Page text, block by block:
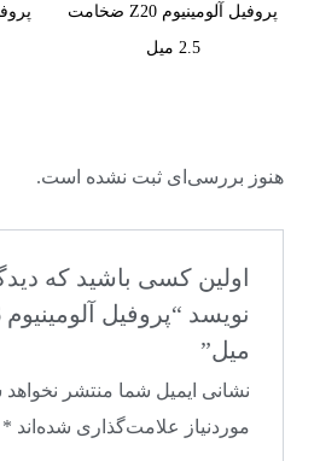
پروفیل آلومینیوم Z20 ضخامت
2.5 میل
هنوز بررسی‌ای ثبت نشده است.
اولین کسی باشید که
میل”
نشانی ایمیل شما منتشر
موردنیاز علامت‌گذاری شده‌اند *